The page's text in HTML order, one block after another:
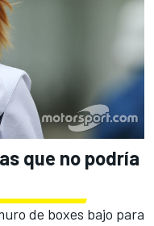
que no podría
de boxes bajo para